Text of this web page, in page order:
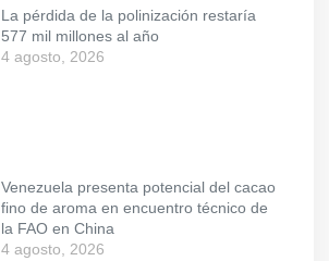
La pérdida de la polinización restaría
577 mil millones al año
4 agosto, 2026
Venezuela presenta potencial del cacao
fino de aroma en encuentro técnico de
la FAO en China
4 agosto, 2026